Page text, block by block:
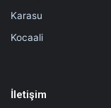
Karasu
Kocaali
İletişim